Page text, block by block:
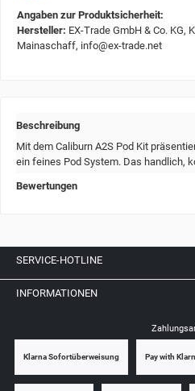
Angaben zur Produktsicherheit:
Hersteller: EX-Trade GmbH & Co. KG,
Mainaschaff, info@ex-trade.net
Beschreibung
Mit dem Caliburn A2S Pod Kit
ein feines Pod System. Das handlich,
Bewertungen
SERVICE-HOTLINE
INFORMATIONEN
Klarna Sofortüberweisung Pay with